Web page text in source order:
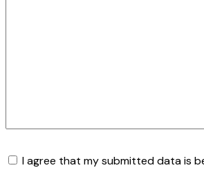
I agree that my submitted data is